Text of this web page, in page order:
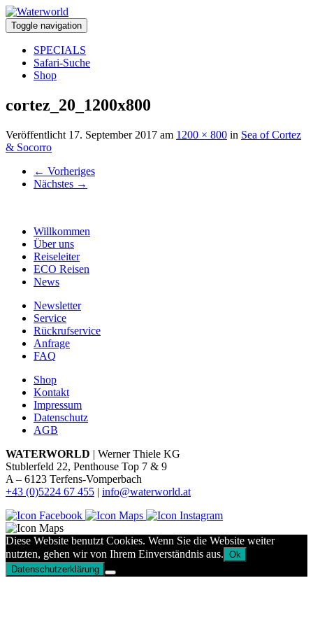
Toggle navigation
SPECIALS
Safari-Suche
Shop
cortez_20_1200x800
Veröffentlicht 17. September 2017 am 1200 × 800 in Sea of Cortez
& Socorro
← Vorheriges
Nächstes →
Willkommen
Über uns
Reiseleiter
ECO Reisen
News
Newsletter
Service
Rückrufservice
Anfrage
FAQ
Shop
Kontakt
Impressum
Datenschutz
AGB
WATERWORLD | Werner Thiele KG
Stublerfeld 22, Penthouse Top 7 & 9
A – 6123 Terfens-Vomperbach
+43 (0)5224 67 455 | info@waterworld.at
Diese Website benutzt Cookies. Wenn Sie die Website weiter
nutzten, gehen wir von Ihrem Einverständnis aus. Ok
Datenschutzerklärung